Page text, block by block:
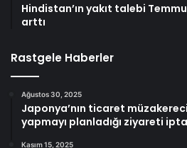
Hindistan’ın yakıt talebi
arttı
Rastgele Haberler
Ağustos 30, 2025
Japonya’nın ticaret
yapmayı planladığı ziyareti
Kasım 15, 2025